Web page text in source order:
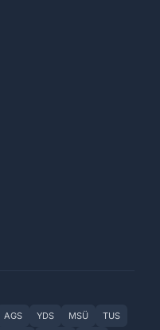
AGS YDS MSÜ
TUS